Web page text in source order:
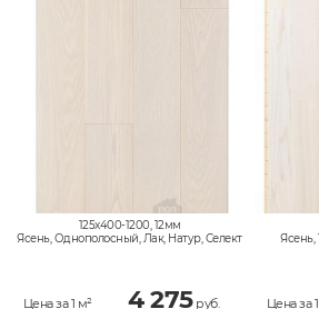
125x400-1200, 12мм
Ясень, Однополосный, Лак, Натур, Селект
Цена за 1 м² 4 275руб.
Ясень,
Цена за